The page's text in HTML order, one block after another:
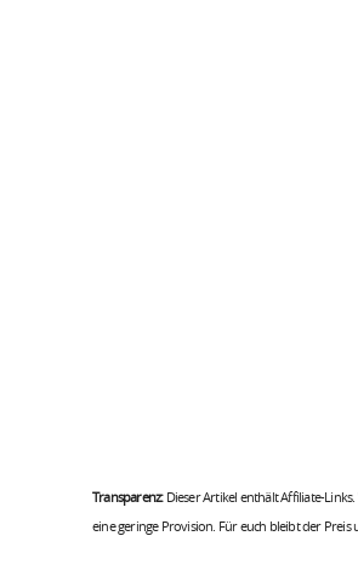
Transparenz:Dieser Artikel enthält Affiliate-
eine geringe Provision. Für euch bleibt der